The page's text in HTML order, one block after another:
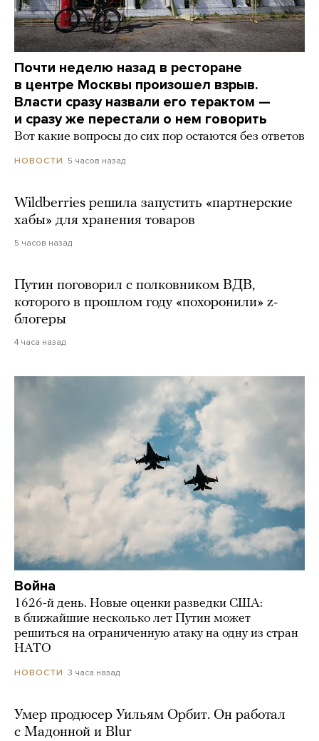
Почти неделю назад в ресторане
в центре Москвы произошел взрыв.
Власти сразу назвали его терактом —
и сразу же перестали о нем говорить
Вот какие вопросы до сих пор остаются без ответов
НОВОСТИ 5 часов назад
Wildberries решила запустить «партнерские
хабы» для хранения товаров
5 часов назад
Путин поговорил с полковником ВДВ,
которого в прошлом году «похоронили» z-
блогеры
4 часа назад
Война
1626-й день. Новые оценки разведки США:
в ближайшие несколько лет Путин может
решиться на ограниченную атаку на одну из стран
НАТО
НОВОСТИ 3 часа назад
Умер продюсер Уильям Орбит. Он работал
с Мадонной и Blur